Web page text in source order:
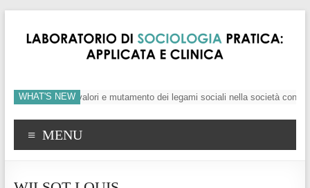
WHAT'S NEW
crisi dei valori e mutamento dei legami sociali nella società
MENU